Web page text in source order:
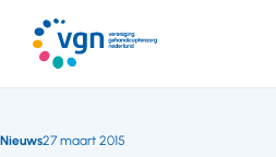
naar
hoofdinhoud
Nieuws27 maart 2015